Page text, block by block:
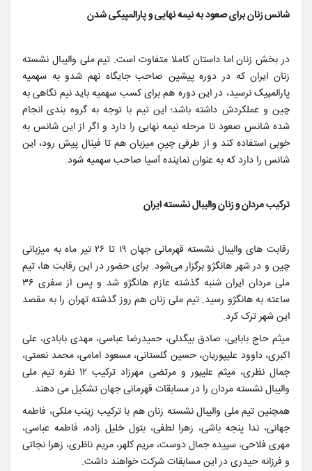
شانس زنان برای صعود به نیمه نهایی و پارالمپیکی شدن
در بخش زنان اما داستان کاملا متفاوت است. تیم ملی والیبال نشسته
زنان ایران که در دوره پیشین صاحب جایگاه نهم شدو به سهمیه
پارالمپیک نرسید، در این دوره هم برای کسب سهمیه باید نیم نگاهی به
چین و عملکردش داشته باشد؛ این تیم با توجه به گروه بندی انجام
شده شانس صعود تا مرحله نیمه نهایی را دارد و اگر از این شانس به
خوبی استفاده کند و از طرفی چینِ میزبان هم تا فینال پیش رود، این
شانس را دارد که به عنوان نماینده آسیا صاحب سهمیه شود.
ترکیب مردان و زنان والیبال نشسته ایران
رقابت های والیبال نشسته قهرمانی جهان ۱۹ تا ۲۶ تیر ماه به میزبانی
چین و در شهر هانگژو برگزار می‌شود. برای حضور در این رقابت ها، تیم
ملی مردان ایران شنبه گذشته عازم هانگژو شد و پس از سفری ۳۶
ساعته به هانگژو رسید. تیم ملی زنان هم روز گذشته تهران را به مقصد
این شهر ترک کرد.
میثم حاج بابایی، صادق بیگدلی، حمیدرضا عباسی، مهدی بابادی، علی
اکبری، داوود علیپوریان، حسین گلستانی، مسعود امامی، محمد نعمتی،
جمال نظری، میثم علیپور و مرتضی مهرزاد ترکیب ۱۲ نفره تیم ملی
والیبال نشسته مردان را در مسابقات قهرمانی جهان تشکیل می دهند.
همچنین تیم ملی والیبال نشسته زنان هم با ترکیب زینب ملکی، فاطمه
جهانی، ندا پنجه باشی، زهرا لطفی، بتول خلیل زاده، فاطمه عباسی،
مهری فلاحی، سپیده جمال دوست، مریم کلهر، مریم ناظری، زهرا نجاتی
و فرزانه حیدری در این مسابقات شرکت خواهند داشت.